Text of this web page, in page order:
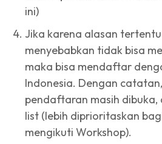
ini)
Jika karena alasan
menyebabkan tidak bisa
maka bisa mendaftar
Indonesia. Dengan
pendaftaran masih dibuka,
list (lebih diprioritaskan
mengikuti Workshop).